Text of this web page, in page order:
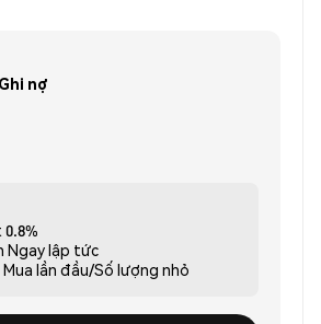
nợ
0.8%
Ngay lập tức
Mua lần đầu/Số lượng nhỏ